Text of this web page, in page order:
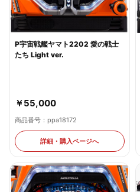
P宇宙戦艦ヤマト2202 愛の戦士
たち Light ver.
￥55,000
商品番号：ppa18172
詳細・購入ページへ